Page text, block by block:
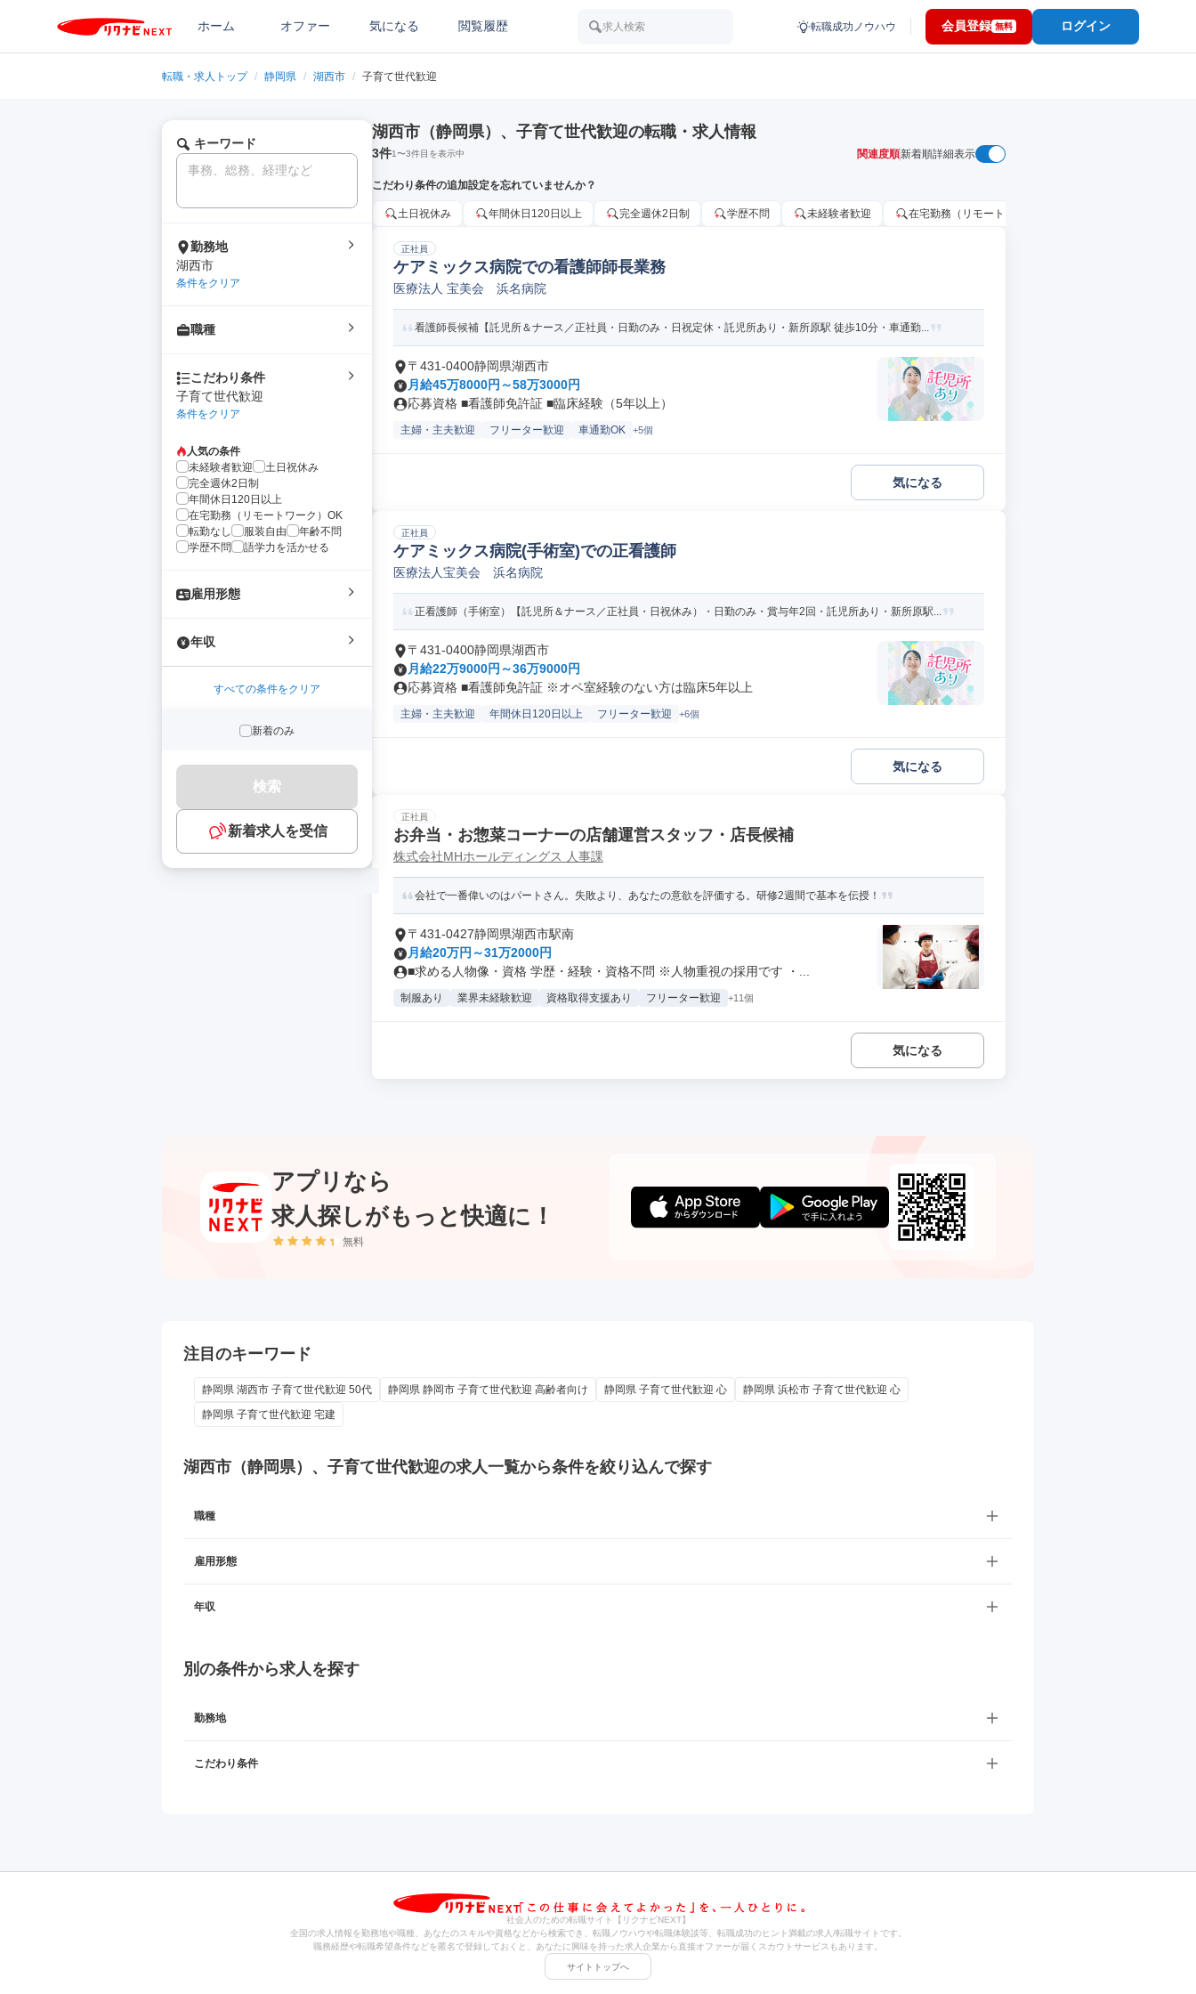
ホーム オファー 気になる 閲覧履歴 求人検索 転職成功ノウハウ 会員登録 無料 ログイン
転職・求人トップ / 静岡県 / 湖西市 / 子育て世代歓迎
キーワード
勤務地
湖西市
条件をクリア
職種
こだわり条件
子育て世代歓迎
条件をクリア
人気の条件
未経験者歓迎
土日祝休み
完全週休2日制
年間休日120日以上
在宅勤務（リモートワーク）OK
転勤なし
服装自由
年齢不問
学歴不問
語学力を活かせる
雇用形態
年収
すべての条件をクリア
新着のみ
検索
新着求人を受信
湖西市（静岡県）、子育て世代歓迎の転職・求人情報
3件1〜3件目を表示中 関連度順新着順詳細表示
こだわり条件の追加設定を忘れていませんか？
土日祝休み 年間休日120日以上 完全週休2日制 学歴不問 未経験者歓迎 在宅勤務（リモートワーク）OK
正社員
ケアミックス病院での看護師師長業務
医療法人 宝美会 浜名病院
看護師長候補【託児所＆ナース／正社員・日勤のみ・日祝定休・託児所あり・新所原駅 徒歩10分・車通勤...
〒431-0400静岡県湖西市
月給45万8000円～58万3000円
応募資格 ■看護師免許証 ■臨床経験（5年以上）
主婦・主夫歓迎 フリーター歓迎 車通勤OK +5個
気になる
正社員
ケアミックス病院(手術室)での正看護師
医療法人宝美会 浜名病院
正看護師（手術室）【託児所＆ナース／正社員・日祝休み）・日勤のみ・賞与年2回・託児所あり・新所原駅...
〒431-0400静岡県湖西市
月給22万9000円～36万9000円
応募資格 ■看護師免許証 ※オペ室経験のない方は臨床5年以上
主婦・主夫歓迎 年間休日120日以上 フリーター歓迎 +6個
気になる
正社員
お弁当・お惣菜コーナーの店舗運営スタッフ・店長候補
株式会社MHホールディングス 人事課
会社で一番偉いのはパートさん。失敗より、あなたの意欲を評価する。研修2週間で基本を伝授！
〒431-0427静岡県湖西市駅南
月給20万円～31万2000円
■求める人物像・資格 学歴・経験・資格不問 ※人物重視の採用です ・...
制服あり 業界未経験歓迎 資格取得支援あり フリーター歓迎 +11個
気になる
アプリなら
求人探しがもっと快適に！
無料
注目のキーワード
静岡県 湖西市 子育て世代歓迎 50代 静岡県 静岡市 子育て世代歓迎 高齢者向け 静岡県 子育て世代歓迎 心
静岡県 浜松市 子育て世代歓迎 心
静岡県 子育て世代歓迎 宅建
湖西市（静岡県）、子育て世代歓迎の求人一覧から条件を絞り込んで探す
職種
雇用形態
年収
別の条件から求人を探す
勤務地
こだわり条件
社会人のための転職サイト【リクナビNEXT】
全国の求人情報を勤務地や職種、あなたのスキルや資格などから検索でき、転職ノウハウや転職体験談等、転職成功のヒント満載の求人/転職サイトです。
職務経歴や転職希望条件などを匿名で登録しておくと、あなたに興味を持った求人企業から直接オファーが届くスカウトサービスもあります。
サイトトップへ